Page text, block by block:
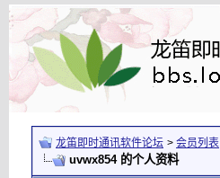
龙笛即时通讯软件论坛 > 会员列表
uvwx854 的个人资料